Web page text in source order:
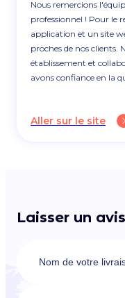
Nous remercions
professionnel ! Pour le
application et un site
proches de nos
établissement et
avons confiance en la
Aller sur le site
Laisser un avis